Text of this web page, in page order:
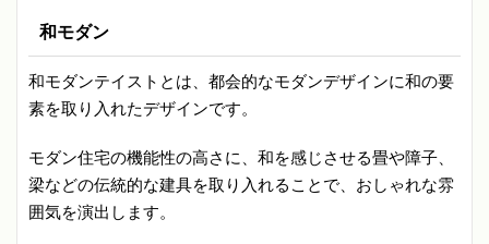
和モダン
和モダンテイストとは、都会的なモダンデザインに和の要
素を取り入れたデザインです。
モダン住宅の機能性の高さに、和を感じさせる畳や障子、
梁などの伝統的な建具を取り入れることで、おしゃれな雰
囲気を演出します。